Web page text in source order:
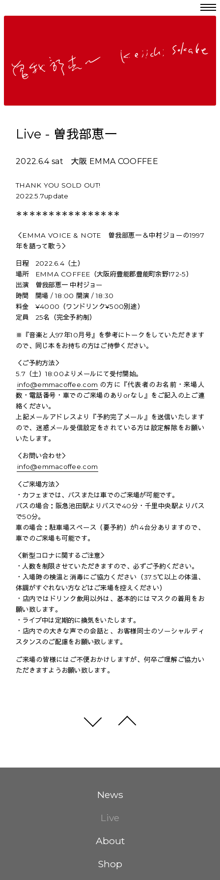
Live - 曽我部恵一
2022.6.4 sat 大阪 EMMA COOFFEE
THANK YOU SOLD OUT!
2022.5.7update
＊＊＊＊＊＊＊＊＊＊＊＊＊＊＊＊
＜EMMA VOICE & NOTE 曽我部恵一＆中村ジョーの1997
年を語って歌う＞
日程 2022.6.4（土）
場所 EMMA COFFEE（大阪府豊能郡豊能町余野172-5）
出演 曽我部恵一 中村ジョー
時間 開場 / 18:00 開演 / 18:30
料金 ¥4000（ワンドリンク¥500別途）
定員 25名（完全予約制）
※『音楽と人97年10月号』を参考にトークをしていただきます
ので、同じ本をお持ちの方はご持参ください。
＜ご予約方法＞
5.7（土）18:00よりメールにて受付開始。
info@emmacoffee.com の方に『代表者のお名前・来場人
数・電話番号・車でのご来場のありorなし』をご記入の上ご連
絡ください。
上記メールアドレスより『予約完了メール』を送信いたします
ので、迷惑メール受信設定をされている方は設定解除をお願い
いたします。
＜お問い合わせ＞
info@emmacoffee.com
＜ご来場方法＞
・カフェまでは、バスまたは車でのご来場が可能です。
バスの場合：阪急池田駅よりバスで40分・千里中央駅よりバス
で50分。
車の場合：駐車場スペース（要予約）が14台分ありますので、
車でのご来場も可能です。
＜新型コロナに関するご注意＞
・人数を制限させていただきますので、必ずご予約ください。
・入場時の検温と消毒にご協力ください（37.5℃以上の体温、
体調がすぐれない方などはご来場を控えください）
・店内ではドリンク飲用以外は、基本的にはマスクの着用をお
願い致します。
・ライブ中は定期的に換気をいたします。
・店内での大きな声での会話と、お客様同士のソーシャルディ
スタンスのご配慮をお願い致します。
ご来場の皆様にはご不便おかけしますが、何卒ご理解ご協力い
ただきますようお願い致します。
News
Live
About
Shop